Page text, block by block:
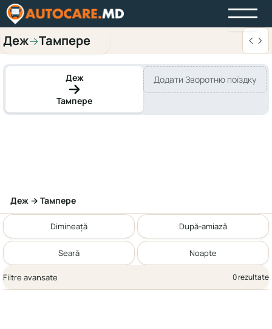
Деж→Тампере
Деж
Тампере
Додати Зворотню поїздку
Деж → Тампере
Dimineață După-amiază
Seară Noapte
Filtre avansate 0 rezultate